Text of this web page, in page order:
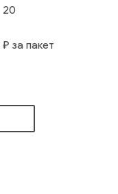
20
₽ за пакет